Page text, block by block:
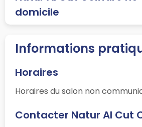
domicile
Informations
Horaires
Horaires du salon non
Contacter Natur Al Cut